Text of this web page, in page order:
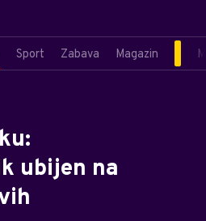
Sport Zabava Magazin
ubijen na